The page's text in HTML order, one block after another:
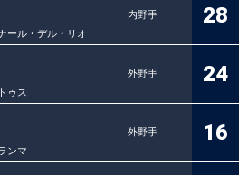
内野手
ール・デル・リオ
28
外野手
ゥス
24
外野手
ンマ
16